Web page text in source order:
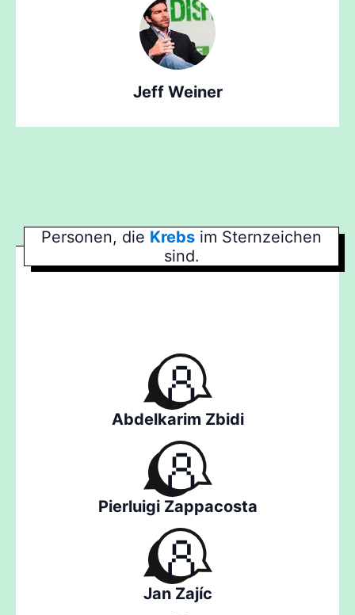
Jeff Weiner
Personen, die Krebs im Sternzeichen
sind.
Abdelkarim Zbidi
Pierluigi Zappacosta
Jan Zajíc